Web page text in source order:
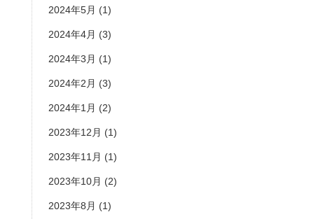
2024年5月 (1)
2024年4月 (3)
2024年3月 (1)
2024年2月 (3)
2024年1月 (2)
2023年12月 (1)
2023年11月 (1)
2023年10月 (2)
2023年8月 (1)